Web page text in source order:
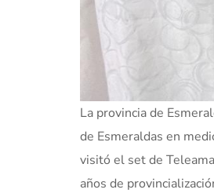
La provincia de
de Esmeraldas en
visitó el set de
años de